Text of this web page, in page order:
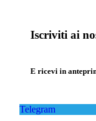
Iscriviti ai
E ricevi in
Telegram